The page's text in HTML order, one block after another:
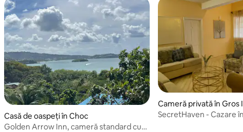
Casă de oaspeți în Choc
Golden Arrow Inn, cameră standard cu
Cameră privată în Gros
SecretHaven - Cazare